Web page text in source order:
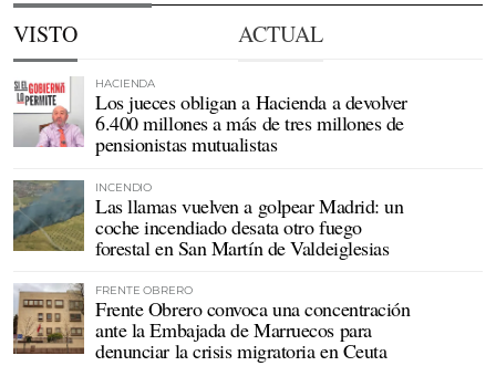
VISTO ACTUAL
HACIENDA
Los jueces obligan a Hacienda a devolver
6.400 millones a más de tres millones de
pensionistas mutualistas
INCENDIO
Las llamas vuelven a golpear Madrid: un
coche incendiado desata otro fuego
forestal en San Martín de Valdeiglesias
FRENTE OBRERO
Frente Obrero convoca una concentración
ante la Embajada de Marruecos para
denunciar la crisis migratoria en Ceuta